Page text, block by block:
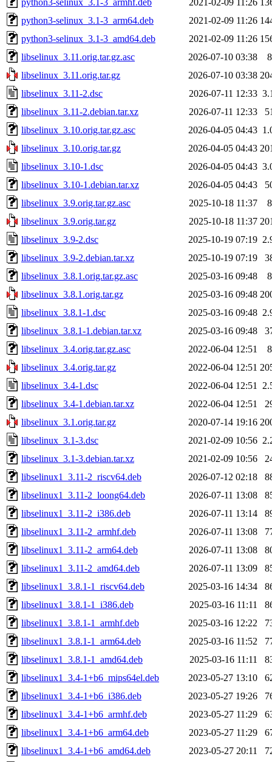
python3-selinux_3.1-3_arm64.deb
2021-02-09 11:26
python3-selinux_3.1-3_amd64.deb
2021-02-09 11:26
libselinux_3.11.orig.tar.gz.asc
2026-07-10 03:38
libselinux_3.11.orig.tar.gz
2026-07-10 03:38
libselinux_3.11-2.dsc
2026-07-11 12:33
libselinux_3.11-2.debian.tar.xz
2026-07-11 12:33
libselinux_3.10.orig.tar.gz.asc
2026-04-05 04:43
libselinux_3.10.orig.tar.gz
2026-04-05 04:43
libselinux_3.10-1.dsc
2026-04-05 04:43
libselinux_3.10-1.debian.tar.xz
2026-04-05 04:43
libselinux_3.9.orig.tar.gz.asc
2025-10-18 11:37
libselinux_3.9.orig.tar.gz
2025-10-18 11:37
libselinux_3.9-2.dsc
2025-10-19 07:19
libselinux_3.9-2.debian.tar.xz
2025-10-19 07:19
libselinux_3.8.1.orig.tar.gz.asc
2025-03-16 09:48
libselinux_3.8.1.orig.tar.gz
2025-03-16 09:48
libselinux_3.8.1-1.dsc
2025-03-16 09:48
libselinux_3.8.1-1.debian.tar.xz
2025-03-16 09:48
libselinux_3.4.orig.tar.gz.asc
2022-06-04 12:51
libselinux_3.4.orig.tar.gz
2022-06-04 12:51
libselinux_3.4-1.dsc
2022-06-04 12:51
libselinux_3.4-1.debian.tar.xz
2022-06-04 12:51
libselinux_3.1.orig.tar.gz
2020-07-14 19:16
libselinux_3.1-3.dsc
2021-02-09 10:56
libselinux_3.1-3.debian.tar.xz
2021-02-09 10:56
libselinux1_3.11-2_riscv64.deb
2026-07-12 02:18
libselinux1_3.11-2_loong64.deb
2026-07-11 13:08
libselinux1_3.11-2_i386.deb
2026-07-11 13:14
libselinux1_3.11-2_armhf.deb
2026-07-11 13:08
libselinux1_3.11-2_arm64.deb
2026-07-11 13:08
libselinux1_3.11-2_amd64.deb
2026-07-11 13:09
libselinux1_3.8.1-1_riscv64.deb
2025-03-16 14:34
libselinux1_3.8.1-1_i386.deb
2025-03-16 11:11
libselinux1_3.8.1-1_armhf.deb
2025-03-16 12:22
libselinux1_3.8.1-1_arm64.deb
2025-03-16 11:52
libselinux1_3.8.1-1_amd64.deb
2025-03-16 11:11
libselinux1_3.4-1+b6_mips64el.deb
2023-05-27 13:10
libselinux1_3.4-1+b6_i386.deb
2023-05-27 19:26
libselinux1_3.4-1+b6_armhf.deb
2023-05-27 11:29
libselinux1_3.4-1+b6_arm64.deb
2023-05-27 11:29
libselinux1_3.4-1+b6_amd64.deb
2023-05-27 20:11